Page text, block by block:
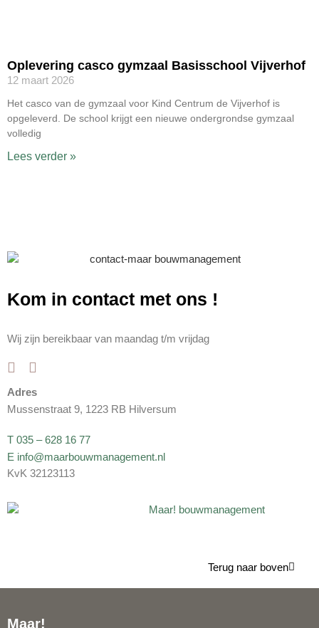
Oplevering casco gymzaal Basisschool Vijverhof
12 maart 2026
Het casco van de gymzaal voor Kind Centrum de Vijverhof is
opgeleverd. De school krijgt een nieuwe ondergrondse gymzaal
volledig
Lees verder »
Kom in contact met ons !
Wij zijn bereikbaar van maandag t/m vrijdag
Adres
Mussenstraat 9, 1223 RB Hilversum
T 035 – 628 16 77
E info@maarbouwmanagement.nl
KvK 32123113
Terug naar boven
Maar!